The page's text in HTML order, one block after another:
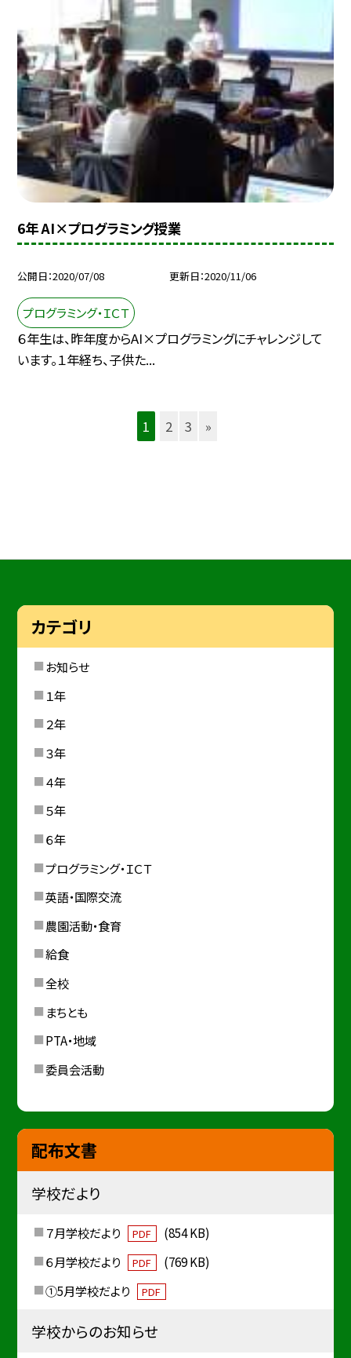
6年 AI×プログラミング授業
公開日 2020/07/08 更新日 2020/11/06
プログラミング・ＩＣＴ
６年生は、昨年度からAI×プログラミングにチャレンジして
います。１年経ち、子供た...
1 2 3 »
カテゴリ
お知らせ
１年
２年
３年
４年
５年
６年
プログラミング・ＩＣＴ
英語・国際交流
農園活動・食育
給食
全校
まちとも
PTA・地域
委員会活動
配布文書
学校だより
７月学校だより PDF
(854 KB)
６月学校だより
PDF
(769 KB)
①5月学校だより
PDF
学校からのお知らせ